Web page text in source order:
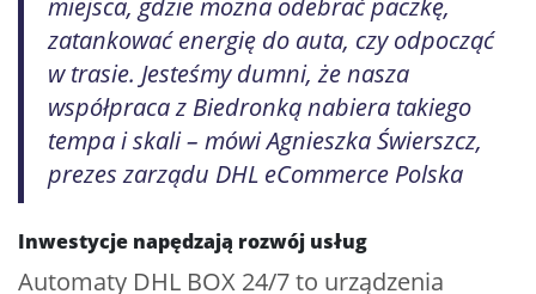
miejsca, gdzie można odebrać paczkę,
zatankować energię do auta, czy odpocząć
w trasie. Jesteśmy dumni, że nasza
współpraca z Biedronką nabiera takiego
tempa i skali – mówi Agnieszka Świerszcz,
prezes zarządu DHL eCommerce Polska
Inwestycje napędzają rozwój usług
Automaty DHL BOX 24/7 to urządzenia